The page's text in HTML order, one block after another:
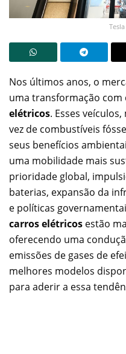
Nos últimos anos, o
uma transformação com
elétricos. Esses
vez de combustíveis
seus benefícios
uma mobilidade mais
prioridade global,
baterias, expansão da
e políticas
carros elétricos estão
oferecendo uma
emissões de gases de
melhores modelos
para aderir a essa